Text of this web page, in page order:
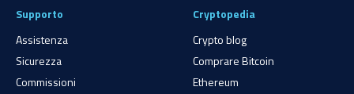
Supporto
Assistenza
Sicurezza
Commissioni
Cryptopedia
Crypto blog
Comprare Bitcoin
Ethereum